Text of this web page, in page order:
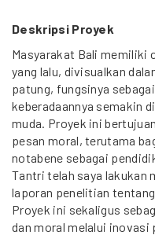
Deskripsi Proyek
Masyarakat Bali memiliki
yang lalu, divisualkan
patung, fungsinya
keberadaannya semakin
muda. Proyek ini
pesan moral, terutama
notabene sebagai
Tantri telah saya lakukan
laporan penelitian
Proyek ini sekaligus
dan moral melalui inovasi